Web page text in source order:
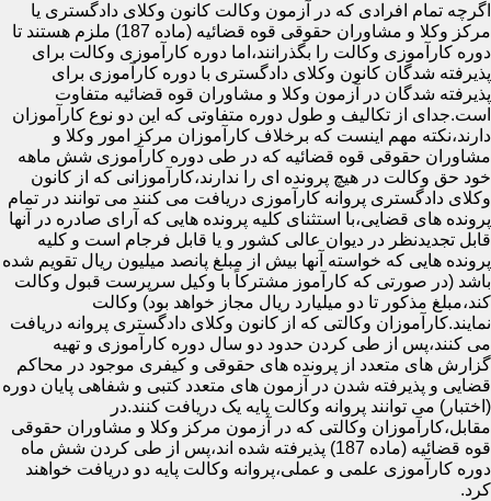
اگرچه تمام افرادی که در آزمون وکالت کانون وکلای دادگستری یا
مرکز وکلا و مشاوران حقوقی قوه قضائیه (ماده 187) ملزم هستند تا
دوره کارآموزی وکالت را بگذرانند،اما دوره کارآموزی وکالت برای
پذیرفته شدگان کانون وکلای دادگستری با دوره کارآموزی برای
پذیرفته شدگان در آزمون وکلا و مشاوران قوه قضائیه متفاوت
است.جدای از تکالیف و طول دوره متفاوتی که این دو نوع کارآموزان
دارند،نکته مهم اینست که برخلاف کارآموزان مرکز امور وکلا و
مشاوران حقوقی قوه قضائیه که در طی دوره کارآموزی شش ماهه
خود حق وکالت در هیچ پرونده ای را ندارند،کارآموزانی که از کانون
وکلای دادگستری پروانه کارآموزی دریافت می کنند می توانند در تمام
پرونده های قضایی،با استثنای کلیه پرونده هایی که آرای صادره در آنها
قابل تجدیدنظر در دیوان عالی کشور و یا قابل فرجام است و کلیه
پرونده هایی که خواسته آنها بیش از مبلغ پانصد میلیون ریال تقویم شده
باشد (در صورتی که کارآموز مشترکاً با وکیل سرپرست قبول وکالت
کند،مبلغ مذکور تا دو میلیارد ریال مجاز خواهد بود) وکالت
نمایند.کارآموزان وکالتی که از کانون وکلای دادگستری پروانه دریافت
می کنند،پس از طی کردن حدود دو سال دوره کارآموزی و تهیه
گزارش های متعدد از پرونده های حقوقی و کیفری موجود در محاکم
قضایی و پذیرفته شدن در آزمون های متعدد کتبی و شفاهی پایان دوره
(اختبار) می توانند پروانه وکالت پایه یک دریافت کنند.در
مقابل،کارآموزان وکالتی که در آزمون مرکز وکلا و مشاوران حقوقی
قوه قضائیه (ماده 187) پذیرفته شده اند،پس از طی کردن شش ماه
دوره کارآموزی علمی و عملی،پروانه وکالت پایه دو دریافت خواهند
کرد.